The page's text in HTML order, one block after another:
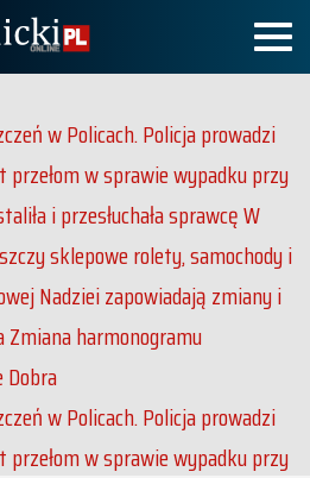
w Policach. Policja prowadzi
przełom w sprawie wypadku przy
i przesłuchała sprawcęW
sklepowe rolety, samochody i
Nadziei zapowiadają zmiany i
Zmiana harmonogramu
Dobra
w Policach. Policja prowadzi
przełom w sprawie wypadku przy